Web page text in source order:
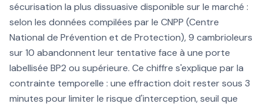
sécurisation la plus dissuasive disponible sur le marché :
selon les données compilées par le CNPP (Centre
National de Prévention et de Protection), 9 cambrioleurs
sur 10 abandonnent leur tentative face à une porte
labellisée BP2 ou supérieure. Ce chiffre s'explique par la
contrainte temporelle : une effraction doit rester sous 3
minutes pour limiter le risque d'interception, seuil que